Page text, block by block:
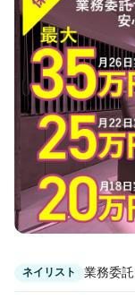
カラーリス
ヘアメイク・美
ネイリスト
講師・インスト
雇用形態
業務委託・フリ
ネイリスト 業務委